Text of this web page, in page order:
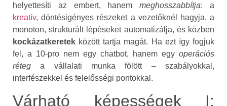
helyettesíti az embert, hanemmeghosszabbítja: a
kreatív, döntésigényes részeket a vezetőknél hagyja, a
monoton, strukturált lépéseket automatizálja, és közben
kockázatkeretek között tartja magát. Ha ezt így fogjuk
fel, a 10‑pro nem egy chatbot, hanem egy operációs
réteg a vállalati munka fölött – szabályokkal,
interfészekkel és felelősségi pontokkal.
Várható képességek I: